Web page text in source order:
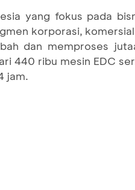
yang fokus pada
korporasi,
dan memproses
440 ribu mesin EDC
jam.